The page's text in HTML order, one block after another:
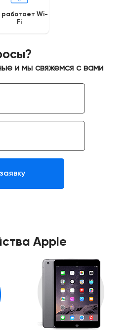
работает Wi-
Fi
и мы свяжемся с вами
Apple